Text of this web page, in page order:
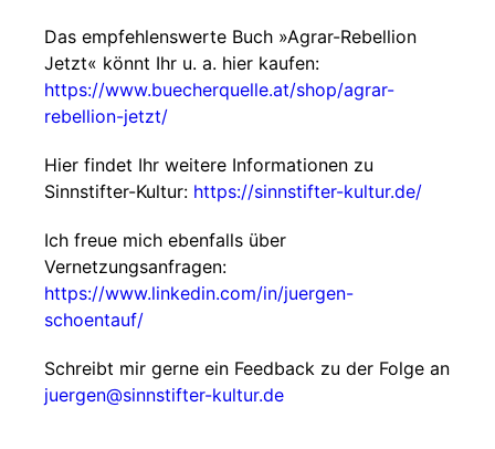
Das empfehlenswerte Buch »Agrar-Rebellion
Jetzt« könnt Ihr u. a. hier kaufen:
https://www.buecherquelle.at/shop/agrar-
rebellion-jetzt/
Hier findet Ihr weitere Informationen zu
Sinnstifter-Kultur: https://sinnstifter-kultur.de/
Ich freue mich ebenfalls über
Vernetzungsanfragen:
https://www.linkedin.com/in/juergen-
schoentauf/
Schreibt mir gerne ein Feedback zu der Folge an
juergen@sinnstifter-kultur.de